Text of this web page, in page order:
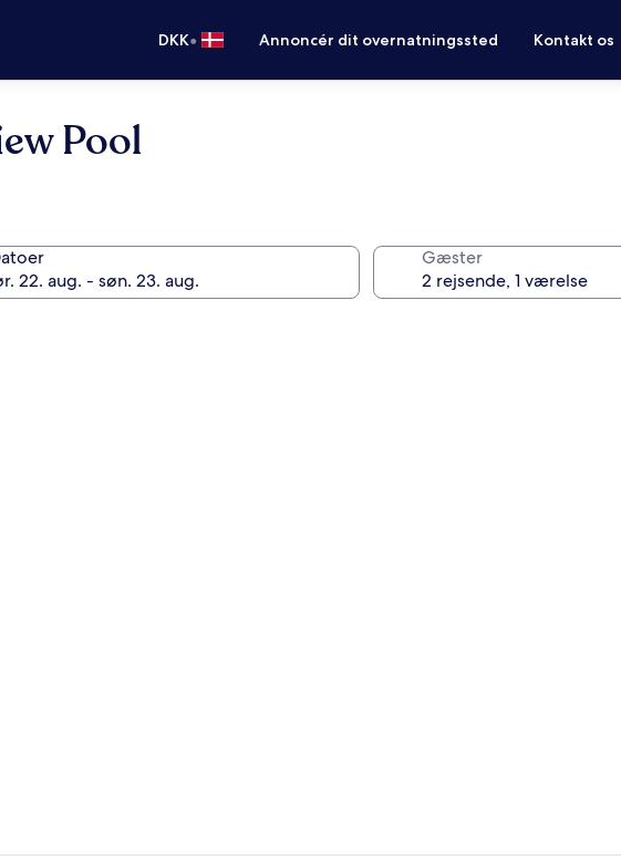
DKK• Annoncér dit overnatningssted Kontakt os
Pool
Gæster